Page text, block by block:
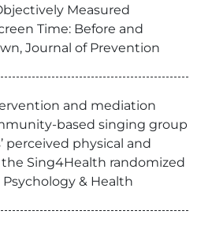
Measured
Time: Before and
Journal of Prevention
and mediation
based singing group
perceived physical and
Sing4Health randomized
& Health